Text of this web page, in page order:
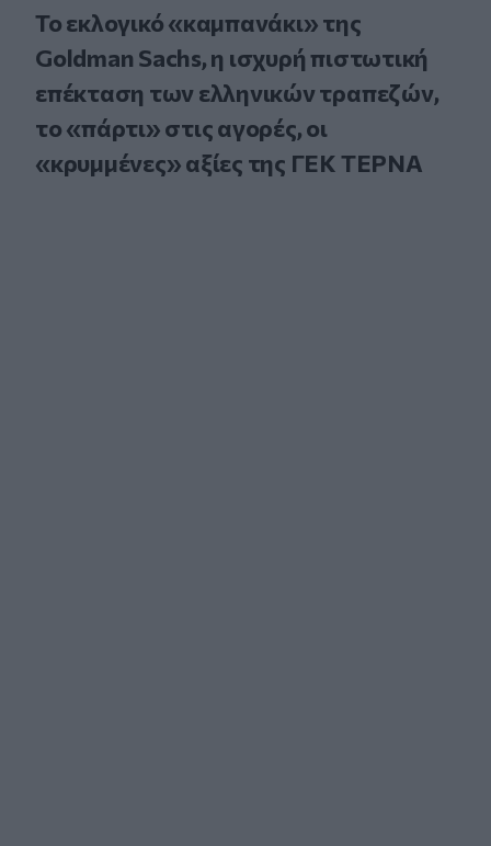
Το εκλογικό «καμπανάκι» της
Goldman Sachs, η ισχυρή πιστωτική
επέκταση των ελληνικών τραπεζών,
το «πάρτι» στις αγορές, οι
«κρυμμένες» αξίες της ΓΕΚ ΤΕΡΝΑ